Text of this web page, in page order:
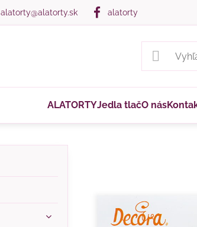
alatorty@alatorty.sk alatorty
ALATORTYJedla tlačO nás